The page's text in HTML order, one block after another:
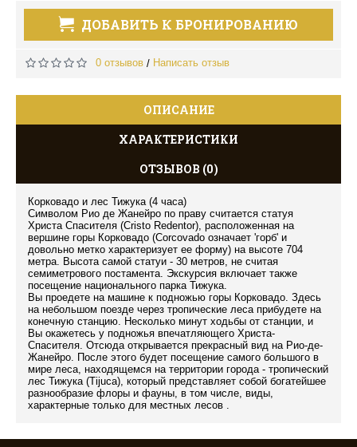
ДОБАВИТЬ К БРОНИРОВАНИЮ
0 отзывов / Написать отзыв
ОПИСАНИЕ
ХАРАКТЕРИСТИКИ
ОТЗЫВОВ (0)
Корковадо и лес Тижука (4 часа)
Символом Рио де Жанейро по праву считается статуя
Христа Спасителя (Cristo Redentor), расположенная на
вершине горы Корковадo (Corcovado означает 'горб' и
довольно метко характеризует ее форму) на высоте 704
метра. Высота самой статуи - 30 метров, не считая
семиметрового постамента. Экскурсия включает также
посещение национального парка Тижука.
Вы проедете на машине к подножью горы Корковадо. Здесь
на небольшом поезде через тропические леса прибудете на
конечную станцию. Несколько минут ходьбы от станции, и
Вы окажетесь у подножья впечатляющего Христа-
Спасителя. Отсюда открывается прекрасный вид на Рио-де-
Жанейро. После этого будет посещение самого большого в
мире леса, находящемся на территории города - тропический
лес Тижука (Tijuca), который представляет собой богатейшее
разнообразие флоры и фауны, в том числе, виды,
характерные только для местных лесов .